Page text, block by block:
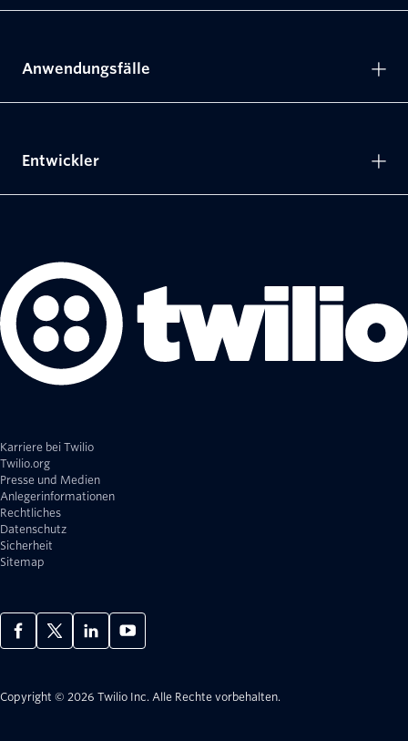
Karriere bei Twilio
Twilio.org
Presse und Medien
Anlegerinformationen
Rechtliches
Datenschutz
Sicherheit
Sitemap
Copyright © 2026 Twilio Inc. Alle Rechte vorbehalten.
Anwendungsfälle
Entwickler